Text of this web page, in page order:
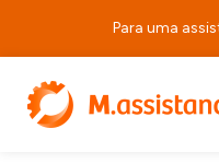
Para uma
Início |